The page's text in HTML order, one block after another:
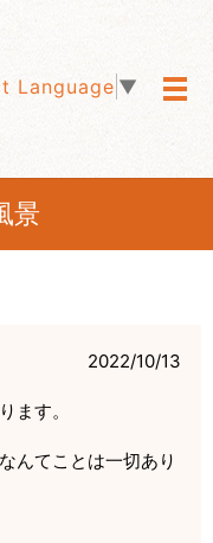
Language ▼
メ
景
2022/10/13
ます。
んてことは一切あり